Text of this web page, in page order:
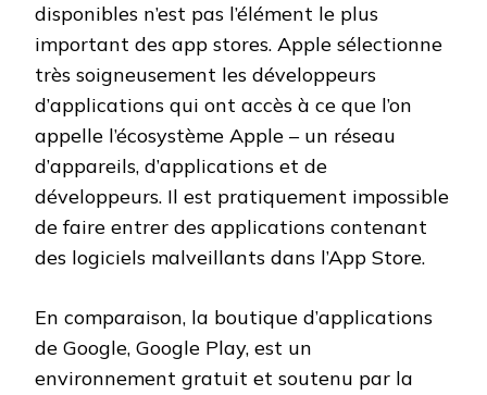
disponibles n’est pas l’élément le plus
important des app stores. Apple sélectionne
très soigneusement les développeurs
d’applications qui ont accès à ce que l’on
appelle l’écosystème Apple – un réseau
d’appareils, d’applications et de
développeurs. Il est pratiquement impossible
de faire entrer des applications contenant
des logiciels malveillants dans l’App Store.
En comparaison, la boutique d’applications
de Google, Google Play, est un
environnement gratuit et soutenu par la